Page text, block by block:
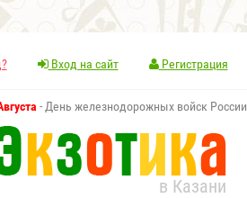
Вход на сайт Регистрация
- День железнодорожных войск России
в Казани